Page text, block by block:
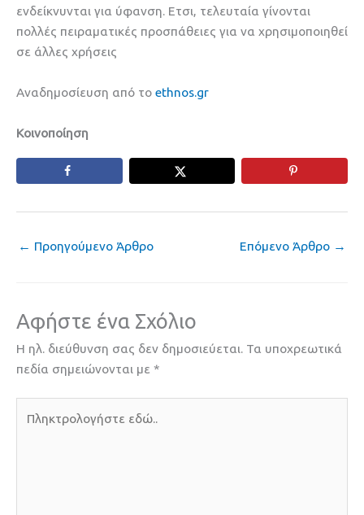
ενδείκνυνται για ύφανση. Ετσι, τελευταία γίνονται
πολλές πειραματικές προσπάθειες για να χρησιμοποιηθεί
σε άλλες χρήσεις
Αναδημοσίευση από το ethnos.gr
Κοινοποίηση
← Προηγούμενο Άρθρο Επόμενο Άρθρο →
Αφήστε ένα Σχόλιο
Η ηλ. διεύθυνση σας δεν δημοσιεύεται. Τα υποχρεωτικά
πεδία σημειώνονται με *
εδώ..